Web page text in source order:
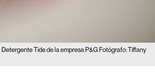
Detergente Tide de la empresa P&G Fotógrafo: Tiffany